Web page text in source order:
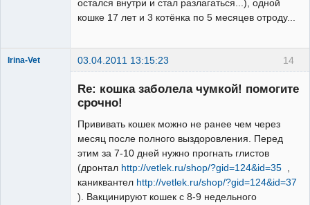
остался внутри и стал разлагаться...), одной
кошке 17 лет и 3 котёнка по 5 месяцев отроду...
14
Irina-Vet 03.04.2011 13:15:23
Re: кошка заболела чумкой! помогите
срочно!
Прививать кошек можно не ранее чем через
месяц после полного выздоровления. Перед
этим за 7-10 дней нужно прогнать глистов
(дронтал http://vetlek.ru/shop/?gid=124&id=35
каниквантел http://vetlek.ru/shop/?gid=124&id=37
). Вакцинируют кошек с 8-9 недельного